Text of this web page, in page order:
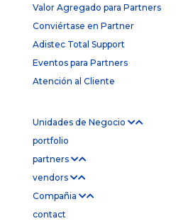
Valor Agregado para Partners
Conviértase en Partner
Adistec Total Support
Eventos para Partners
Atención al Cliente
Unidades de Negocio
portfolio
partners
vendors
Compañia
contact